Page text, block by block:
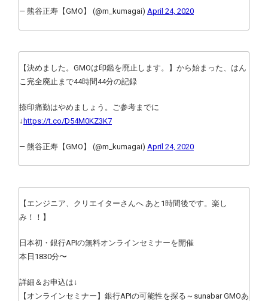
— 熊谷正寿【GMO】 (@m_kumagai) April 24, 2020
【決めました。GMOは印鑑を廃止します。】から始まった、はん
こ完全廃止まで44時間44分の記録
捺印痛勤はやめましょう。ご参考までに
↓ https://t.co/D54M0KZ3K7
— 熊谷正寿【GMO】 (@m_kumagai) April 24, 2020
【エンジニア、クリエイターさんへ あと1時間後です。楽し
み！！】
日本初・銀行APIの無料オンラインセミナーを開催
本日1830分〜
詳細＆お申込は↓
【オンラインセミナー】銀行APIの可能性を探る～sunabar GMOあ